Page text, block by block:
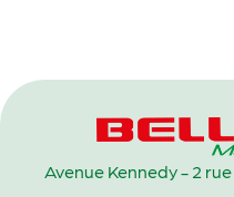
Avenue Kennedy - 2